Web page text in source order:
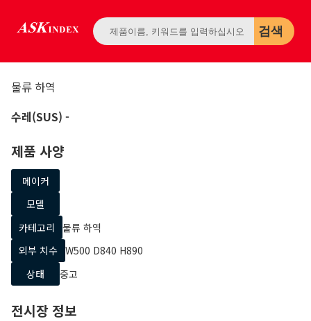
검색
물류 하역
수레(SUS) -
제품 사양
메이커
모델
카테고리
물류 하역
외부 치수 W500 D840 H890
상태
중고
전시장 정보